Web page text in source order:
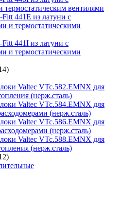
термостатическим вентилями
441E из латуни с
и термостатическими
441I из латуни с
и термостатическими
Valtec VTc.582.EMNX для
(нерж.сталь)
Valtec VTc.584.EMNX для
(нерж.сталь)
Valtec VTc.586.EMNX для
(нерж.сталь)
Valtec VTc.588.EMNX для
(нерж.сталь)